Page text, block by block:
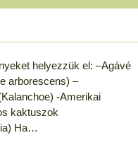
helyezzük el: –Agávé
arborescens) –
-Amerikai
kaktuszok
Ha…